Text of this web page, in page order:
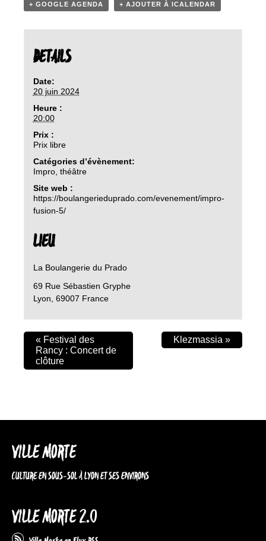
+ GOOGLE AGENDA + AJOUTER À ICALENDAR
DETAILS
Date:
20 juin 2024
Heure :
20:00
Prix :
Prix libre
Catégories d’évènement:
Impro, théâtre
Site web :
https://boulangerieduprado.com/evenement/impro-
fusion-5/
LIEU
La Boulangerie du Prado
69 Rue Sébastien Gryphe
Lyon 69007 France
« Festival des
Rancy : Concert de
clôture
Klezmassia »
VILLE MORTE
CULTURE EN SOUS-SOL À LYON ET SES ENVIRONS
VILLE MORTE 2.0